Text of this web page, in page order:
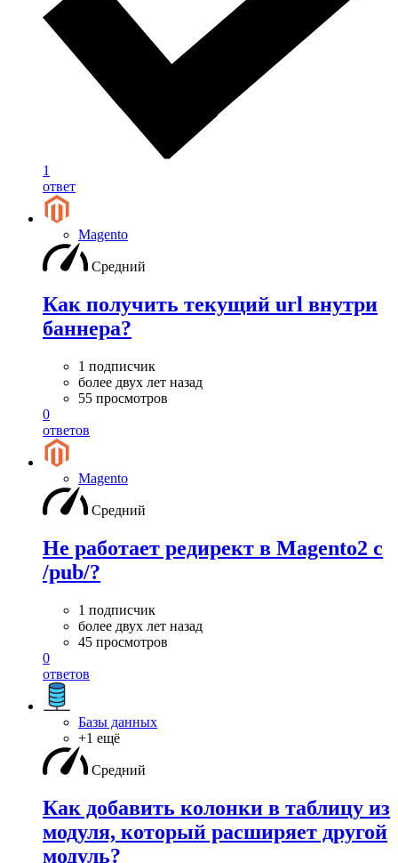
1
ответ
Magento
Средний
Как получить текущий url внутри
баннера?
1 подписчик
более двух лет назад
55 просмотров
0
ответов
Magento
Средний
Не работает редирект в Magento2 c
/pub/?
1 подписчик
более двух лет назад
45 просмотров
0
ответов
Базы данных
+1 ещё
Средний
Как добавить колонки в таблицу из
модуля, который расширяет другой
модуль?